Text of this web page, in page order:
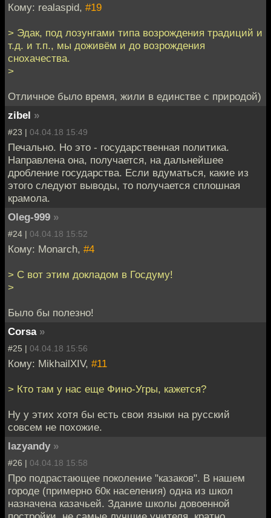
Кому: realaspid, #19
> Эдак, под лозунгами типа возрождения традиций и
т.д. и т.п., мы доживём и до возрождения
снохачества.
>
Отличное было время, жили в единстве с природой)
zibel »
#23 | 04.04.18 15:49
Печально. Но это - государственная политика.
Направлена она, получается, на дальнейшее
дробление государства. Если вдуматься, какие из
этого следуют выводы, то получается сплошная
крамола.
Oleg-999 »
#24 | 04.04.18 15:52
Кому: Monarch, #4
> С вот этим докладом в Госдуму!
>
Было бы полезно!
Corsa »
#25 | 04.04.18 15:56
Кому: MikhailXIV, #11
> Кто там у нас еще Фино-Угры, кажется?
Ну у этих хотя бы есть свои языки на русский
совсем не похожие.
lazyandy »
#26 | 04.04.18 15:58
Про подрастающее поколение "казаков". В нашем
городе (примерно 60к населения) одна из школ
назначена казачьей. Здание школы довоенной